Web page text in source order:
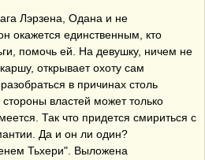
Лэрзена, Одана и не
окажется единственным, кто
помочь ей. На девушку, ничем не
открывает охоту сам
в причинах столь
властей может только
Так что придется смириться с
Да и он ли один?
Тьхери". Выложена